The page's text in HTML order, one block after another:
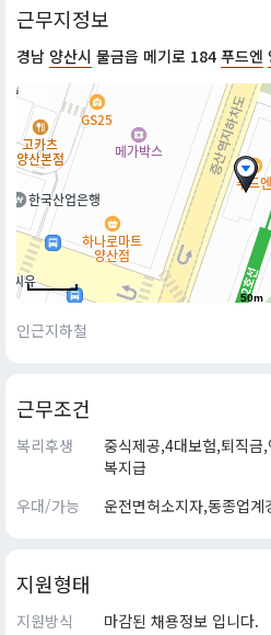
근무지정보
경남 양산시 물금읍 메기로 184 푸드엔
50m
인근지하철
근무조건
복리후생
중식제공,4대보험,퇴직금
복지급
우대/가능
운전면허소지자,동종업계
지원형태
지원방식
마감된 채용정보 입니다.